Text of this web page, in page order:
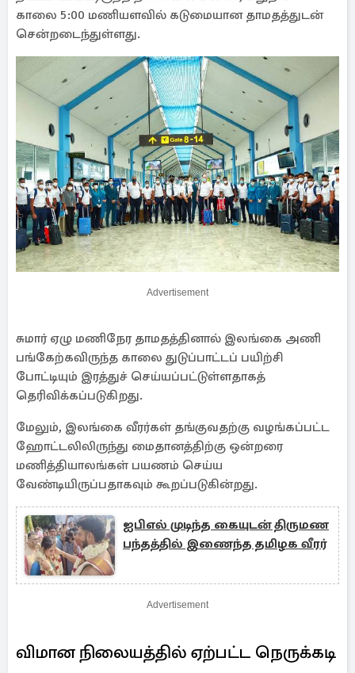
காலை 5:00 மணியளவில் கடுமையான தாமதத்துடன்
சென்றடைந்துள்ளது.
Advertisement
சுமார் ஏழு மணிநேர தாமதத்தினால் இலங்கை அணி
பங்கேற்கவிருந்த காலை துடுப்பாட்டப் பயிற்சி
போட்டியும் இரத்துச் செய்யப்பட்டுள்ளதாகத்
தெரிவிக்கப்படுகிறது.
மேலும், இலங்கை வீரர்கள் தங்குவதற்கு வழங்கப்பட்ட
ஹோட்டலிலிருந்து மைதானத்திற்கு ஒன்றரை
மணித்தியாலங்கள் பயணம் செய்ய
வேண்டியிருப்பதாகவும் கூறப்படுகின்றது.
ஐபிஎல் முடிந்த கையுடன் திருமண
பந்தத்தில் இணைந்த தமிழக வீரர்
Advertisement
விமான நிலையத்தில் ஏற்பட்ட நெருக்கடி